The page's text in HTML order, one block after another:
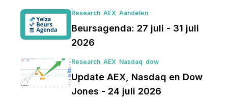
Research AEX Aandelen
Beursagenda: 27 juli - 31 juli
2026
Research AEX Nasdaq dow
Update AEX, Nasdaq en Dow
Jones - 24 juli 2026